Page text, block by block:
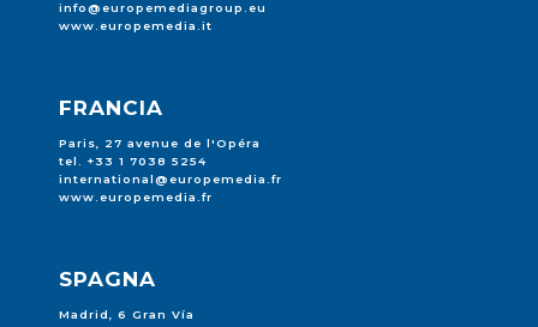
info@europemediagroup.eu
www.europemedia.it
FRANCIA
Paris, 27 avenue de l'Opéra
tel. +33 1 7038 5254
international@europemedia.fr
www.europemedia.fr
SPAGNA
Madrid, 6 Gran Vía